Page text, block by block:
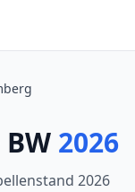
2026
2026